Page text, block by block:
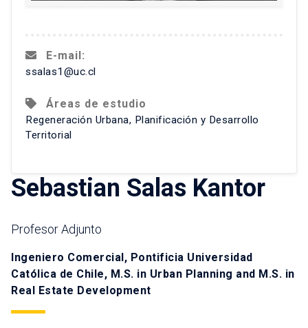
E-mail:
ssalas1@uc.cl
Áreas de estudio
Regeneración Urbana, Planificación y Desarrollo
Territorial
Sebastian Salas Kantor
Profesor Adjunto
Ingeniero Comercial, Pontificia Universidad
Católica de Chile, M.S. in Urban Planning and M.S. in
Real Estate Development